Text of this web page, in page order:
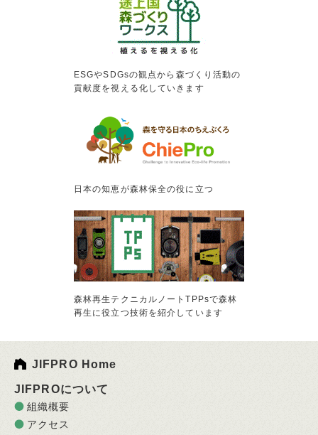
ESGやSDGsの観点から森づくり活動の
貢献度を視える化していきます
日本の知恵が森林保全の役に立つ
森林再生テクニカルノートTPPsで森林
再生に役立つ技術を紹介しています
JIFPRO Home
JIFPROについて
組織概要
アクセス